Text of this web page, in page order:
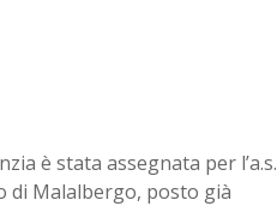
è stata assegnata per l’a.s.
di Malalbergo, posto già